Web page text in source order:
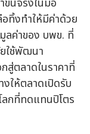
ขึ้นจริงในมือ
ทิ้งทำให้มีค่าด้วย
ลค่าของ บพข. ที่
ยใช้พัฒนา
สู่ตลาดในราคาที่
ให้ตลาดเปิดรับ
กที่ทดแทนปิโตร